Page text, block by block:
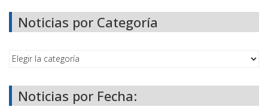
Noticias por Categoría
Noticias por Fecha: